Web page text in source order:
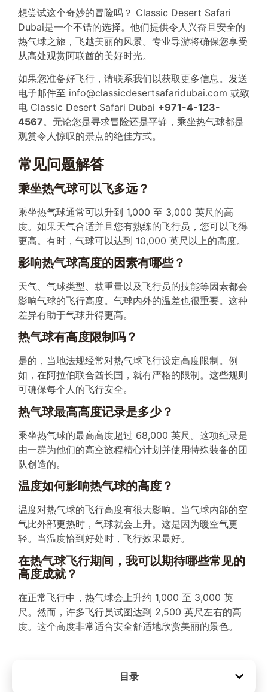
想尝试这个奇妙的冒险吗？ Classic Desert Safari
Dubai是一个不错的选择。他们提供令人兴奋且安全的
热气球之旅，飞越美丽的风景。专业导游将确保您享受
从高处观赏阿联酋的美好时光。
如果您准备好飞行，请联系我们以获取更多信息。发送
电子邮件至 info@classicdesertsafaridubai.com 或致
电 Classic Desert Safari Dubai +971-4-123-
4567。无论您是寻求冒险还是平静，乘坐热气球都是
观赏令人惊叹的景点的绝佳方式。
常见问题解答
乘坐热气球可以飞多远？
乘坐热气球通常可以升到 1,000 至 3,000 英尺的高
度。如果天气合适并且您有熟练的飞行员，您可以飞得
更高。有时，气球可以达到 10,000 英尺以上的高度。
影响热气球高度的因素有哪些？
天气、气球类型、载重量以及飞行员的技能等因素都会
影响气球的飞行高度。气球内外的温差也很重要。这种
差异有助于气球升得更高。
热气球有高度限制吗？
是的，当地法规经常对热气球飞行设定高度限制。例
如，在阿拉伯联合酋长国，就有严格的限制。这些规则
可确保每个人的飞行安全。
热气球最高高度记录是多少？
乘坐热气球的最高高度超过 68,000 英尺。这项纪录是
由一群为他们的高空旅程精心计划并使用特殊装备的团
队创造的。
温度如何影响热气球的高度？
温度对热气球的飞行高度有很大影响。当气球内部的空
气比外部更热时，气球就会上升。这是因为暖空气更
轻。当温度恰到好处时，飞行效果最好。
在热气球飞行期间，我可以期待哪些常见的
高度成就？
在正常飞行中，热气球会上升约 1,000 至 3,000 英
尺。然而，许多飞行员试图达到 2,500 英尺左右的高
度。这个高度非常适合安全舒适地欣赏美丽的景色。
目录